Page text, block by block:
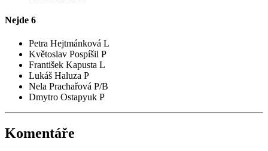
Nejde 6
Petra Hejtmánková L
Květoslav Pospíšil P
František Kapusta L
Lukáš Haluza P
Nela Prachařová P/B
Dmytro Ostapyuk P
Komentáře